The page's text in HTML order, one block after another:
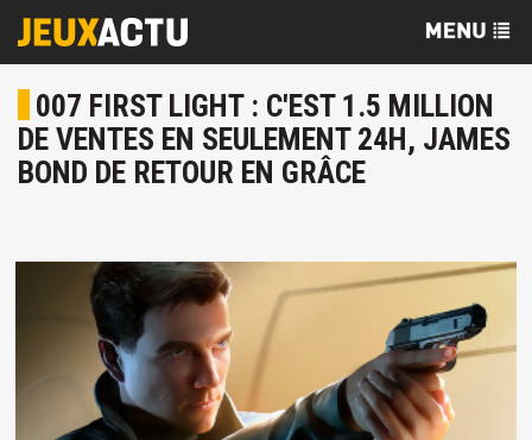
007 FIRST LIGHT : C'EST 1.5 MILLION
DE VENTES EN SEULEMENT 24H, JAMES
BOND DE RETOUR EN GRÂCE